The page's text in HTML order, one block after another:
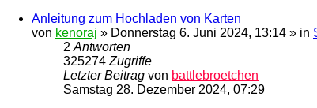
Anleitung zum Hochladen von Karten
von kenoraj » Donnerstag 6. Juni 2024, 13:14 » in
2Antworten
325274Zugriffe
Letzter Beitrag von battlebroetchen
Samstag 28. Dezember 2024, 07:29